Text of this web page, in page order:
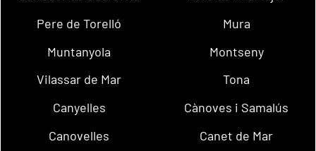
Pere de Torelló
Mura
Muntanyola
Montseny
Vilassar de Mar
Tona
Canyelles
Cànoves i Samalús
Canovelles
Canet de Mar